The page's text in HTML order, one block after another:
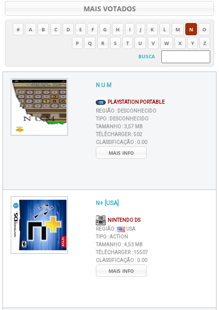
MAIS VOTADOS
# A B C D E F G H I J K L M N
O
P
Q R S T U V W X Y
Z
BUSCA
N U M
PLAYSTATION PORTABLE
REGIÃO : DESCONHECIDO
TIPO : DESCONHECIDO
TAMANHO :3,57 MB
TÉLÉCHARGER :502
CLASSIFICAÇÃO : 0.00
MAIS INFO
N+ [USA]
NINTENDO DS
REGIÃO :
USA
TIPO :ACTION
TAMANHO :4,53 MB
TÉLÉCHARGER : 15507
CLASSIFICAÇÃO : 0.00
MAIS INFO